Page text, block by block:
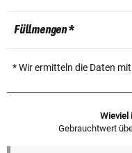
Füllmengen *
* Wir ermitteln die Daten
Wieviel
Gebrauchtwert